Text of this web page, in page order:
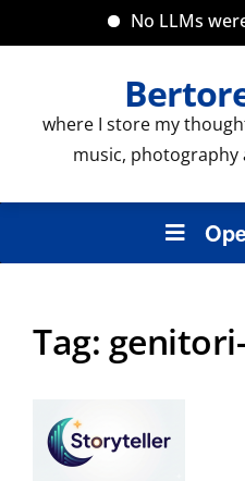
No LLMs
where I store my
music,
Tag: